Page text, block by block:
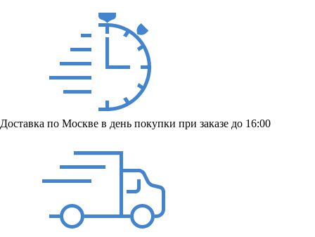
Доставка по Москве в день покупки при заказе до 16:00